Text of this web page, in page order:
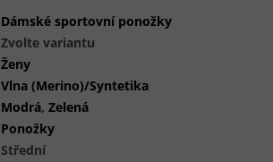
Dámské sportovní ponožky
Zvolte variantu
Ženy
Vlna (Merino)/Syntetika
Modrá, Zelená
Ponožky
Střední